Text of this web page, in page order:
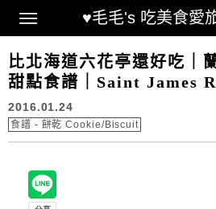
♥毛毛's 吃美食愛
Main Menu
比北海道六花亭還好吃｜
甜點食譜｜Saint James
2016.01.24
食譜 - 餅乾 Cookie/Biscuit